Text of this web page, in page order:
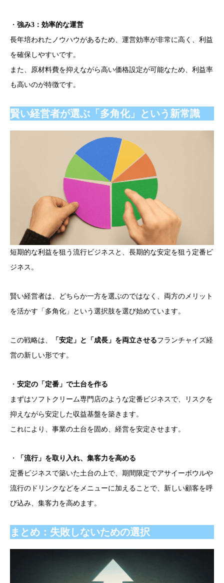
・ 強み3：効率的な運営
長年培われたノウハウがあるため、運営効率が非常に高く、利益
を確保しやすいです。
また、原材料費を抑えながら高い価格設定が可能なため、利益率
も高いのが特徴です。
賢い経営者が選ぶ「多角化」という新常識
短期的な利益を狙う流行ビジネスと、長期的な安定を狙う定番ビ
ジネス。
賢い経営者は、どちらか一方を選ぶのではなく、両方のメリット
を活かす「多角化」という選択肢を選び始めています。
この戦略は、 「安定」と「成長」を両立させるフランチャイズ経
営の新しい形です。
・ 安定の「定番」で土台を作る
まずはソフトクリーム専門店のような定番ビジネスで、リスクを
抑えながら安定した収益基盤を築きます。
これにより、事業の土台を固め、経営を安定させます。
・
「流行」を取り入れ、集客力を高める
定番ビジネスで築いた土台の上で、期間限定でアサイーボウルや
流行のドリンクなどをメニューに加えることで、新しい顧客を呼
び込み、集客力を高めます。
まとめ：失敗しないための選択